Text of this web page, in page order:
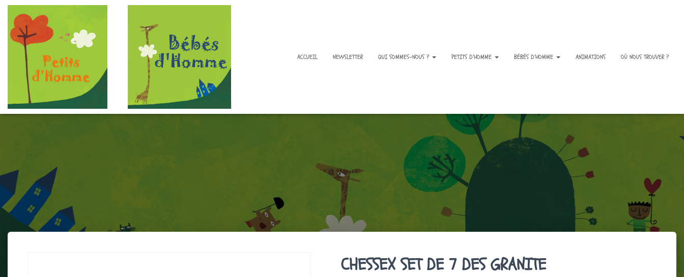
ACCUEIL NEWSLETTER QUI SOMMES-NOUS ? PETITS D’HOMME BÉBÉS D’HOMME ANIMATIONS OÙ NOUS TROUVER ?
CHESSEX SET DE 7 DES GRANITE